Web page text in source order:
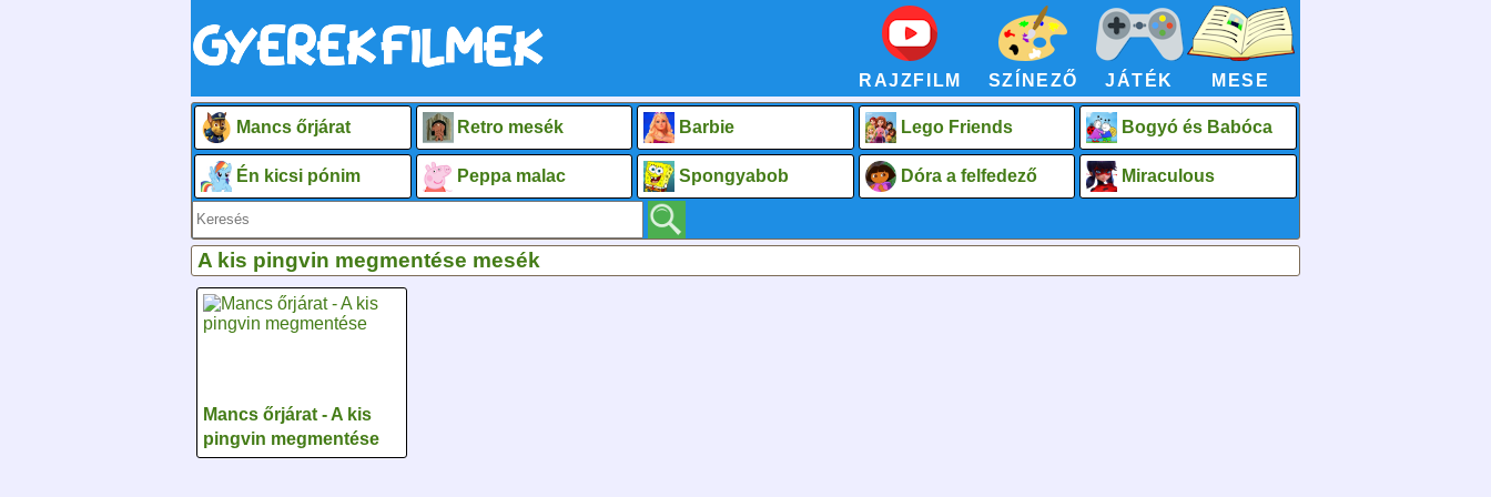
RAJZFILM SZÍNEZŐ JÁTÉK MESE
Mancs őrjárat Retro mesék Barbie Lego Friends Bogyó és Babóca
Én kicsi pónim Peppa malac Spongyabob Dóra a felfedező Miraculous
A kis pingvin megmentése mesék
Mancs őrjárat - A kis
pingvin megmentése